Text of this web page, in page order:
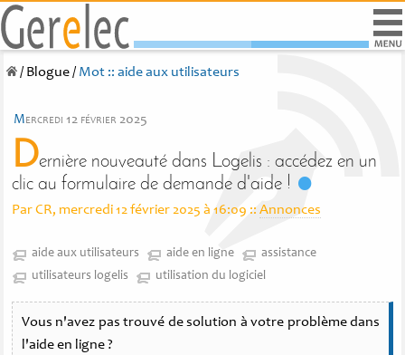
/ Blogue/ Mot :: aide aux utilisateurs
mercredi 12 février 2025
Dernière nouveauté dans Logelis : accédez en un
clic au formulaire de demande d'aide !
Par CR, mercredi 12 février 2025 à 16:09 :: Annonces
aide aux utilisateurs aide en ligne
assistance
utilisateurs logelis
utilisation du logiciel
Vous n'avez pas trouvé de solution à votre problème dans
l'aide en ligne ?